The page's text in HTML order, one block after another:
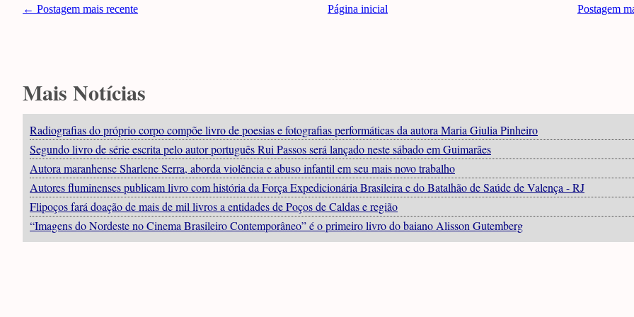
← Postagem mais recente Postagem
Página inicial
Mais Notícias
Radiografias do próprio corpo compõe livro de poesias e fotografias performáticas da autora Maria Giulia Pinheiro
Segundo livro de série escrita pelo autor português Rui Passos será lançado neste sábado em Guimarães
Autora maranhense Sharlene Serra, aborda violência e abuso infantil em seu mais novo trabalho
Autores fluminenses publicam livro com história da Força Expedicionária Brasileira e do Batalhão de Saúde de Valença - RJ
Flipoços fará doação de mais de mil livros a entidades de Poços de Caldas e região
“Imagens do Nordeste no Cinema Brasileiro Contemporâneo” é o primeiro livro do baiano Alisson Gutemberg